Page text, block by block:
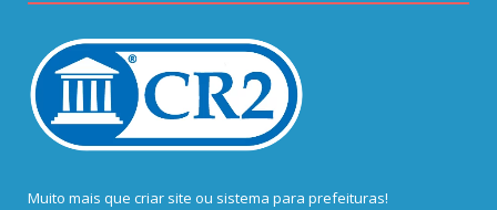
Muito mais que criar site ou sistema para prefeituras!